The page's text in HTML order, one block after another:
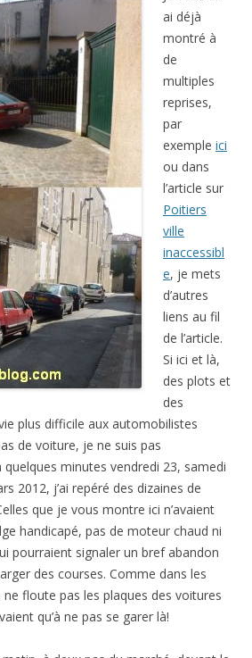
ai déjà
montré à
de
multiples
reprises,
par
exemple ici
ou dans
l’article sur
Poitiers
ville
inaccessibl
e, je mets
d’autres
liens au fil
de l’article.
Si ici et là,
des plots et
des
plus difficile aux automobilistes
de voiture, je ne suis pas
minutes vendredi 23, samedi
2012, j’ai repéré des dizaines de
que je vous montre ici n’avaient
handicapé, pas de moteur chaud ni
pourraient signaler un bref abandon
des courses. Comme dans les
floute pas les plaques des voitures
qu’à ne pas se garer là!